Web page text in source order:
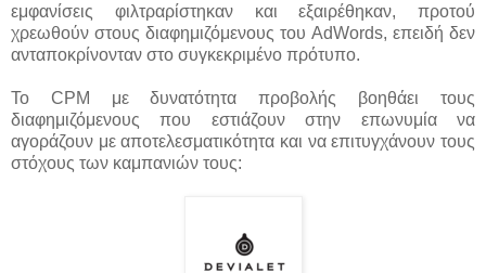
εμφανίσεις φιλτραρίστηκαν και εξαιρέθηκαν, προτού
χρεωθούν στους διαφημιζόμενους του AdWords, επειδή δεν
ανταποκρίνονταν στο συγκεκριμένο πρότυπο.
Το CPM με δυνατότητα προβολής βοηθάει τους
διαφημιζόμενους που εστιάζουν στην επωνυμία να
αγοράζουν με αποτελεσματικότητα και να επιτυγχάνουν τους
στόχους των καμπανιών τους: